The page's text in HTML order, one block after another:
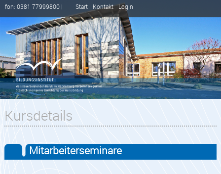
fon: 0381 77999800 | Start Kontakt Login
Kursdetails
Mitarbeiterseminare